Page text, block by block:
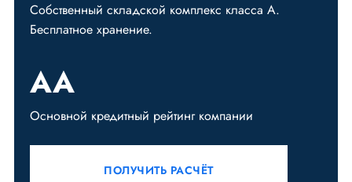
Собственный складской комплекс класса А.
Бесплатное хранение.
AA
Основной кредитный рейтинг компании
ПОЛУЧИТЬ РАСЧЁТ